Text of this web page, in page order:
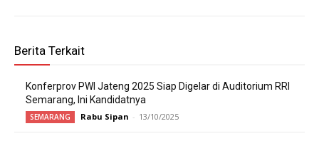
Berita Terkait
Konferprov PWI Jateng 2025 Siap Digelar di Auditorium RRI
Semarang, Ini Kandidatnya
SEMARANG Rabu Sipan - 13/10/2025